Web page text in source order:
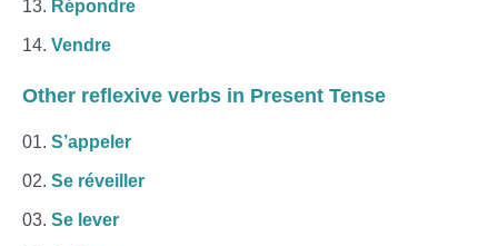
Répondre
Vendre
Other reflexive verbs in Present Tense
S’appeler
Se réveiller
Se lever